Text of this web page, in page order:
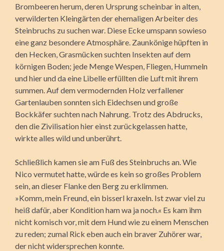
Brombeeren herum, deren Ursprung scheinbar in alten,
verwilderten Kleingärten der ehemaligen Arbeiter des
Steinbruchs zu suchen war. Diese Ecke umspann sowieso
eine ganz besondere Atmosphäre. Zaunkönige hüpften in
den Hecken, Grasmücken suchten Insekten auf dem
körnigen Boden; jede Menge Wespen, Fliegen, Hummeln
und hier und da eine Libelle erfüllten die Luft mit ihrem
summen. Auf dem vermodernden Holz verfallener
Gartenlauben sonnten sich Eidechsen und große
Bockkäfer suchten nach Nahrung. Trotz des Abdrucks,
den die Zivilisation hier einst zurückgelassen hatte,
wirkte alles wild und unberührt.
Schließlich kamen sie am Fuß des Steinbruchs an. Wie
Nico vermutet hatte, würde es kein so großes Problem
sein, an dieser Flanke den Berg zu erklimmen.
»Komm, mein Freund, ein bisserl kraxeln. Ist zwar viel zu
heiß dafür, aber Kondition ham wa ja noch.« Es kam ihm
nicht komisch vor, mit dem Hund wie zu einem Menschen
zu reden; zumal Rick eben auch ein braver Zuhörer war,
der nicht widersprechen konnte.